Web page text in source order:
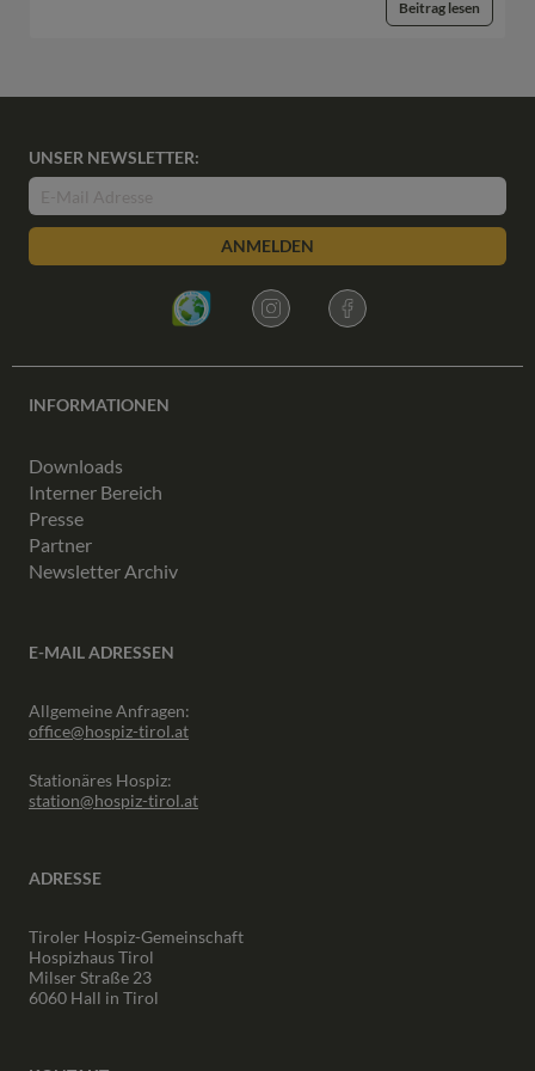
Beitrag lesen
UNSER NEWSLETTER:
ANMELDEN
INFORMATIONEN
Downloads
Interner Bereich
Presse
Partner
Newsletter Archiv
E-MAIL ADRESSEN
Allgemeine Anfragen:
office@hospiz-tirol.at
Stationäres Hospiz:
station@hospiz-tirol.at
ADRESSE
Tiroler Hospiz-Gemeinschaft
Hospizhaus Tirol
Milser Straße 23
6060 Hall in Tirol